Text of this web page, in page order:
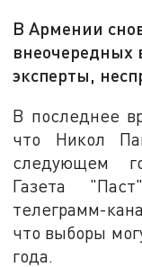
В Армении
внеочередных
эксперты,
В последнее
что Никол
следующем
Газета
телеграмм-
что выборы
года.